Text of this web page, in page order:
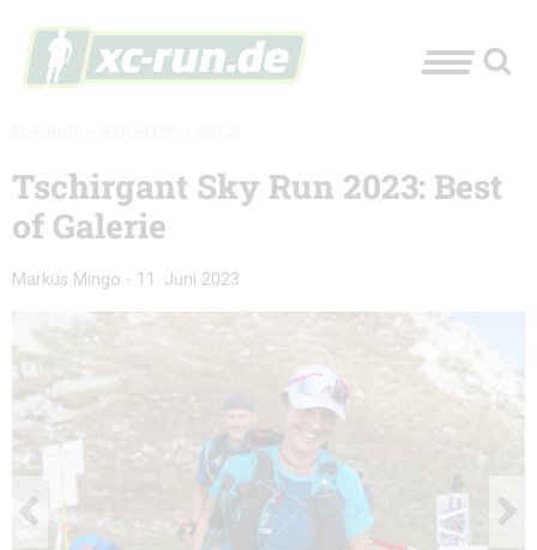
Tschirgant Sky Run 2023: Best
of Galerie
Markus Mingo - 11. Juni 2023